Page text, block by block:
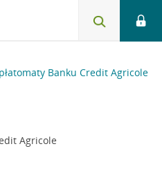
Banku Credit Agricole
Agricole